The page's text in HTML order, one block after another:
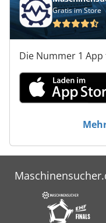
Gratis im Store
Die Nummer 1